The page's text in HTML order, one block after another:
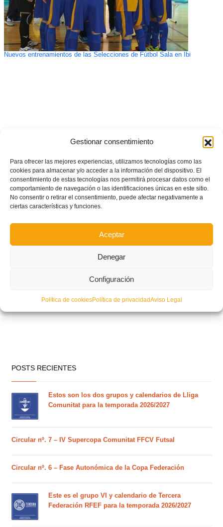
Gestionar consentimiento
Para ofrecer las mejores experiencias, utilizamos tecnologías como las
cookies para almacenar y/o acceder a la información del dispositivo. El
consentimiento de estas tecnologías nos permitirá procesar datos como el
comportamiento de navegación o las identificaciones únicas en este sitio.
No consentir o retirar el consentimiento, puede afectar negativamente a
ciertas características y funciones.
Aceptar
Denegar
Configuración
Política de cookiesPolítica de privacidadAviso Legal
Nuevos entrenamientos de las Selecciones de Fútbol Sala en Ibi
POSTS RECIENTES
Estos son los dos grupos y calendarios de Lliga
Comunitat para la temporada 2026/2027
Circular nº. 7 – IV Supercopa Comunitat FFCV Futsal
Circular nº. 6 – Fase Autonómica de la Copa Federación
Este es el grupo VI y calendario de Tercera
Federación RFEF para la temporada 2026/2027